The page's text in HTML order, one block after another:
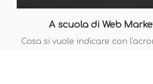
A scuola di Web
Cosa si vuole indicare con